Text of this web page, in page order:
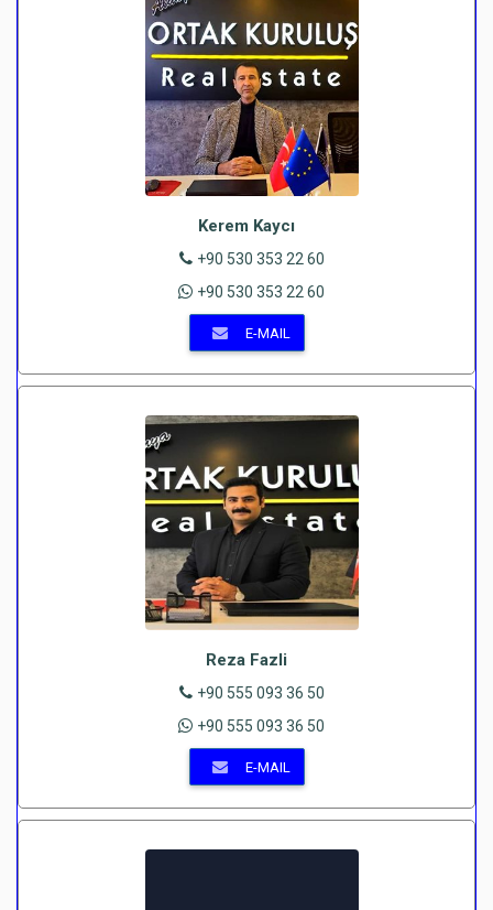
Kerem Kaycı
+90 530 353 22 60
+90 530 353 22 60
E-MAIL
Reza Fazli
+90 555 093 36 50
+90 555 093 36 50
E-MAIL